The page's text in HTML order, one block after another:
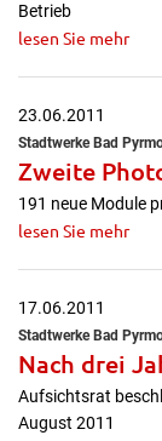
Betrieb
lesen Sie mehr
23.06.2011
Stadtwerke Bad
Zweite
191 neue Module
lesen Sie mehr
17.06.2011
Stadtwerke Bad
Nach drei
Aufsichtsrat
August 2011